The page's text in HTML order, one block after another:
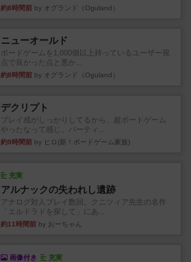
約8時間前 by オグランド（Oguland）
ニューオールド
ボードゲームを1,000個以上持っているユーザー視
点で良かった点と悪か...
約8時間前 by オグランド（Oguland）
デクリプト
プレイ感がしっかりしてるから、超ボードゲーム
やったなって感じ。パーティ...
約9時間前 by ヒロ(新！ボードゲーム家族)
充実
アルナックの失われし遺跡
アナログ対人プレイ数回。クニツィア先生の名作
「エルドラドを探して」にあ...
約11時間前 by おーちゃん
画像付き 充実